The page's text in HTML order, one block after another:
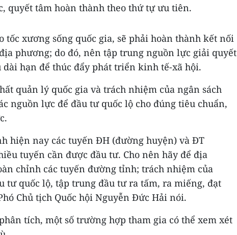
quyết tâm hoàn thành theo thứ tự ưu tiên.
tốc xương sống quốc gia, sẽ phải hoàn thành kết nối
phương; do đó, nên tập trung nguồn lực giải quyết
dài hạn để thúc đẩy phát triển kinh tế-xã hội.
quản lý quốc gia và trách nhiệm của ngân sách
nguồn lực để đầu tư quốc lộ cho đúng tiêu chuẩn,
hiện nay các tuyến ĐH (đường huyện) và ĐT
tuyến cần được đầu tư. Cho nên hãy để địa
chỉnh các tuyến đường tỉnh; trách nhiệm của
tư quốc lộ, tập trung đầu tư ra tấm, ra miếng, đạt
Chủ tịch Quốc hội Nguyễn Đức Hải nói.
tích, một số trường hợp tham gia có thể xem xét